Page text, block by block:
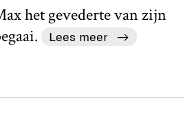
het gevederte van zijn
Lees meer